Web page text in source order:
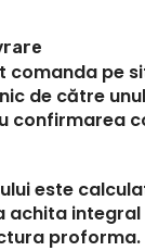
comanda pe
de către
confirmarea
este
achita
proforma.